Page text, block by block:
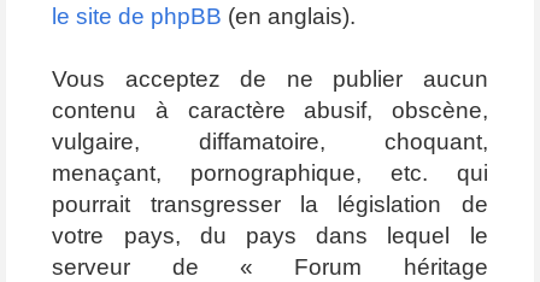
le site de phpBB (en anglais).
Vous acceptez de ne publier aucun
contenu à caractère abusif, obscène,
vulgaire, diffamatoire, choquant,
menaçant, pornographique, etc. qui
pourrait transgresser la législation de
votre pays, du pays dans lequel le
serveur de « Forum héritage